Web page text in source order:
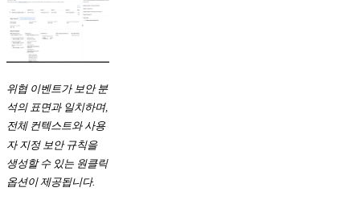
위협 이벤트가 보안 분
석의 표면과 일치하며,
전체 컨텍스트와 사용
자 지정 보안 규칙을
생성할 수 있는 원클릭
옵션이 제공됩니다.